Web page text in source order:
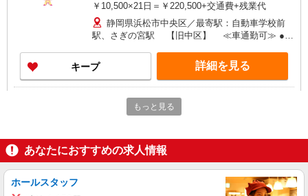
￥10,500×21日＝￥220,500+交通費+残業代
静岡県浜松市中央区／最寄駅：自動車学校前
駅、さぎの宮駅 【旧中区】 ≪車通勤可≫ ●敷
キープ 詳細を見る
パーソルテンプスタッフ株式会社 静岡コーディネートセンター（浜
月￥23万〜［一般事務］営業所内の事務全般
＠浜松駅
時給1440円 ○月収例￥1,440×8時間＝
￥11,200×21日＝￥235,200+交通費
もっと見る
あなたにおすすめの求人情報
ホールスタッフ